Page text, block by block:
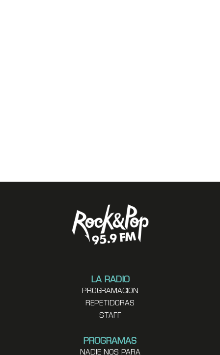
LA RADIO
PROGRAMACION
REPETIDORAS
STAFF
PROGRAMAS
NADIE NOS PARA